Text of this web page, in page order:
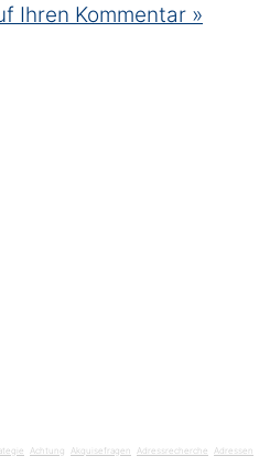
Ihren Kommentar »
Achtung Akquisefragen Adressrecherche Adressen